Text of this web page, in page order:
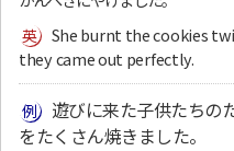
She burnt the cookies
they came out perfectly.
遊びに来た子供たちの
をたくさん焼きました。